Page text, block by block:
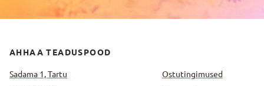
AHHAA TEADUSPOOD
Sadama 1, Tartu
Ostutingimused